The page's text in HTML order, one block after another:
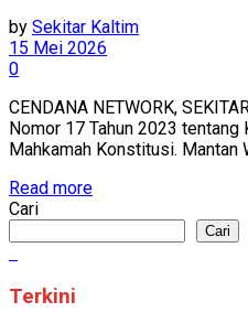
by Sekitar Kaltim
15 Mei 2026
0
CENDANA NETWORK,
Nomor 17 Tahun 2023
Mahkamah Konstitusi. Mantan
Read more
Cari
Cari
Terkini